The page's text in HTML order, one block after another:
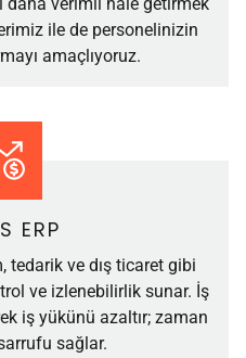
ile de personelinizin
amaçlıyoruz.
ERP
tedarik ve dış ticaret gibi
ve izlenebilirlik sunar. İş
iş yükünü azaltır; zaman
sağlar.